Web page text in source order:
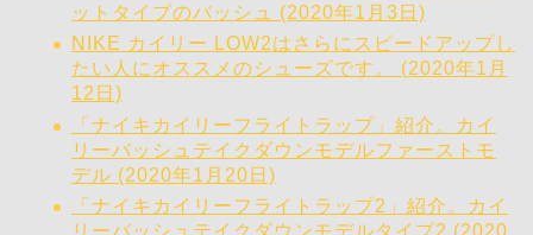
ットタイプのバッシュ (2020年1月3日)
NIKE カイリー LOW2はさらにスピードアップし
たい人にオススメのシューズです。 (2020年1月
12日)
「ナイキカイリーフライトラップ」紹介。カイ
リーバッシュテイクダウンモデルファーストモ
デル (2020年1月20日)
「ナイキカイリーフライトラップ2」紹介。カイ